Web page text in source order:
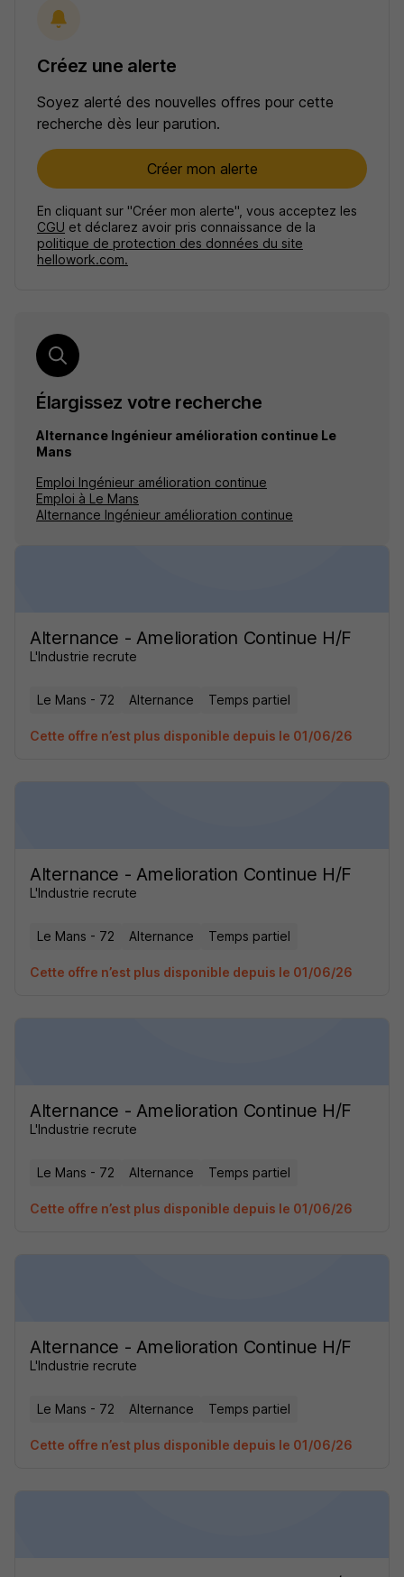
Créez une alerte
Soyez alerté des nouvelles offres pour cette
recherche dès leur parution.
Créer mon alerte
En cliquant sur "Créer mon alerte", vous acceptez les
CGU et déclarez avoir pris connaissance de la
politique de protection des données du site
hellowork.com.
Élargissez votre recherche
Alternance Ingénieur amélioration continue Le
Mans
Emploi Ingénieur amélioration continue
Emploi à Le Mans
Alternance Ingénieur amélioration continue
Alternance - Amelioration Continue H/F
L'Industrie recrute
Le Mans - 72 Alternance Temps partiel
Cette offre n’est plus disponible depuis le 01/06/26
Alternance - Amelioration Continue H/F
L'Industrie recrute
Le Mans - 72 Alternance Temps partiel
Cette offre n’est plus disponible depuis le 01/06/26
Alternance - Amelioration Continue H/F
L'Industrie recrute
Le Mans - 72 Alternance Temps partiel
Cette offre n’est plus disponible depuis le 01/06/26
Alternance - Amelioration Continue H/F
L'Industrie recrute
Le Mans - 72 Alternance Temps partiel
Cette offre n’est plus disponible depuis le 01/06/26